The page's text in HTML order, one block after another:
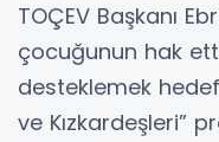
TOÇEV Başkanı
çocuğunun hak
desteklemek
ve Kızkardeşleri”